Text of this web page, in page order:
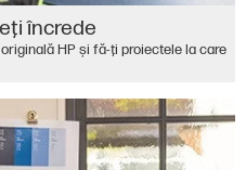
încrede
HP şi fă-ţi proiectele la care